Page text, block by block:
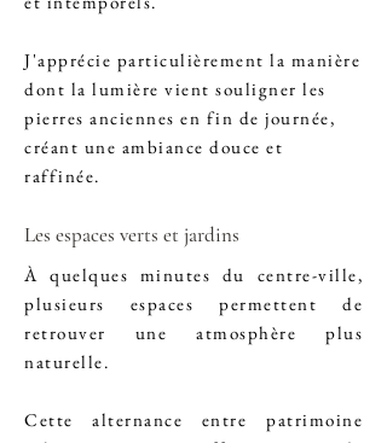
J'apprécie particulièrement la manière
dont la lumière vient souligner les
pierres anciennes en fin de journée,
créant une ambiance douce et
raffinée.
Les espaces verts et jardins
À quelques minutes du centre-ville,
plusieurs espaces permettent de
retrouver une atmosphère plus
naturelle.
Cette alternance entre patrimoine